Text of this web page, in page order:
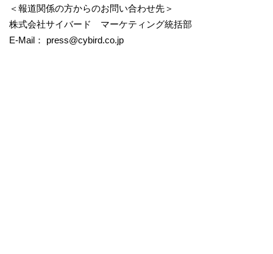
＜報道関係の方からのお問い合わせ先＞
株式会社サイバード マーケティング統括部
E-Mail： press@cybird.co.jp